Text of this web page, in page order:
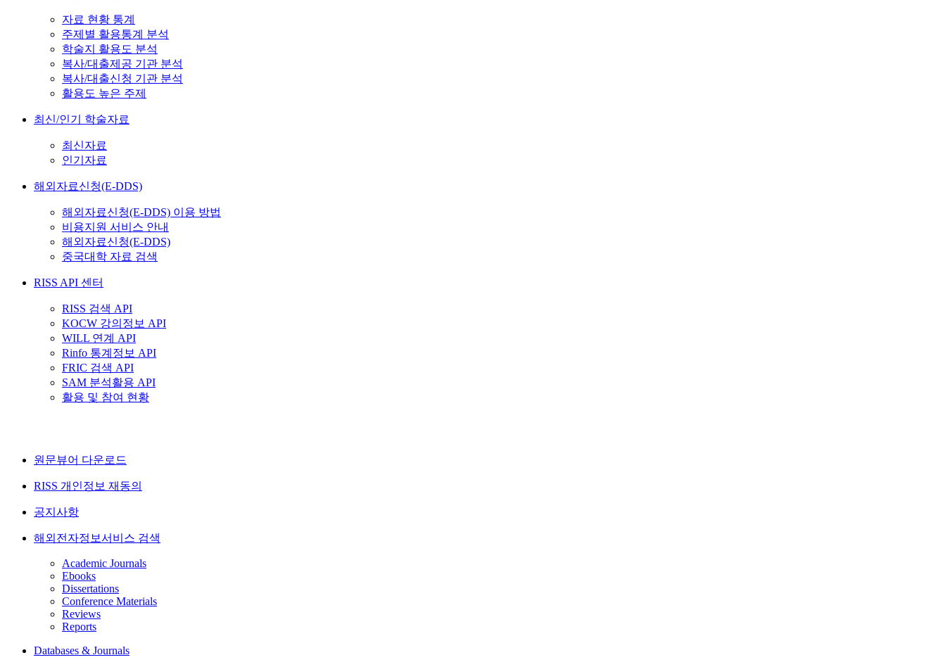
자료 현황 통계
주제별 활용통계 분석
학술지 활용도 분석
복사/대출제공 기관 분석
복사/대출신청 기관 분석
활용도 높은 주제
최신/인기 학술자료
최신자료
인기자료
해외자료신청(E-DDS)
해외자료신청(E-DDS) 이용 방법
비용지원 서비스 안내
해외자료신청(E-DDS)
중국대학 자료 검색
RISS API 센터
RISS 검색 API
KOCW 강의정보 API
WILL 연계 API
Rinfo 통계정보 API
FRIC 검색 API
SAM 분석활용 API
활용 및 참여 현황
원문뷰어 다운로드
RISS 개인정보 재동의
공지사항
해외전자정보서비스 검색
Academic Journals
Ebooks
Dissertations
Conference Materials
Reviews
Reports
Databases & Journals